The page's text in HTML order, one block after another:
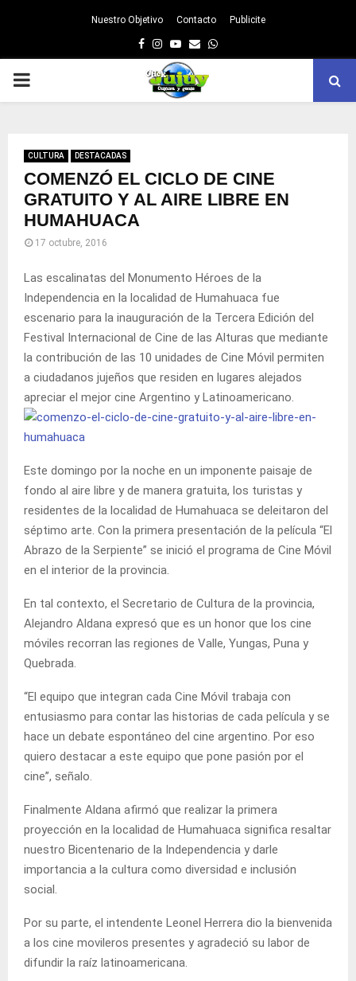
Nuestro Objetivo Contacto Publicite
Facebook
Instagram
Youtube
EmailWhatsapp
PRIMARY
CULTURA DESTACADAS
COMENZÓ EL CICLO DE CINE
GRATUITO Y AL AIRE LIBRE EN
HUMAHUACA
17 octubre, 2016
Las escalinatas del Monumento Héroes de la
Independencia en la localidad de Humahuaca fue
escenario para la inauguración de la Tercera Edición del
Festival Internacional de Cine de las Alturas que mediante
la contribución de las 10 unidades de Cine Móvil permiten
a ciudadanos jujeños que residen en lugares alejados
apreciar el mejor cine Argentino y Latinoamericano.
Este domingo por la noche en un imponente paisaje de
fondo al aire libre y de manera gratuita, los turistas y
residentes de la localidad de Humahuaca se deleitaron del
séptimo arte. Con la primera presentación de la película “El
Abrazo de la Serpiente” se inició el programa de Cine Móvil
en el interior de la provincia.
En tal contexto, el Secretario de Cultura de la provincia,
Alejandro Aldana expresó que es un honor que los cine
móviles recorran las regiones de Valle, Yungas, Puna y
Quebrada.
“El equipo que integran cada Cine Móvil trabaja con
entusiasmo para contar las historias de cada película y se
hace un debate espontáneo del cine argentino. Por eso
quiero destacar a este equipo que pone pasión por el
cine”, señalo.
Finalmente Aldana afirmó que realizar la primera
proyección en la localidad de Humahuaca significa resaltar
nuestro Bicentenario de la Independencia y darle
importancia a la cultura como diversidad e inclusión
social.
Por su parte, el intendente Leonel Herrera dio la bienvenida
a los cine movileros presentes y agradeció su labor de
difundir la raíz latinoamericana.